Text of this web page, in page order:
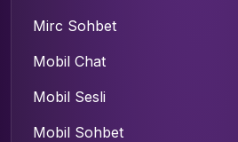
Mirc Sohbet
Mobil Chat
Mobil Sesli
Mobil Sohbet